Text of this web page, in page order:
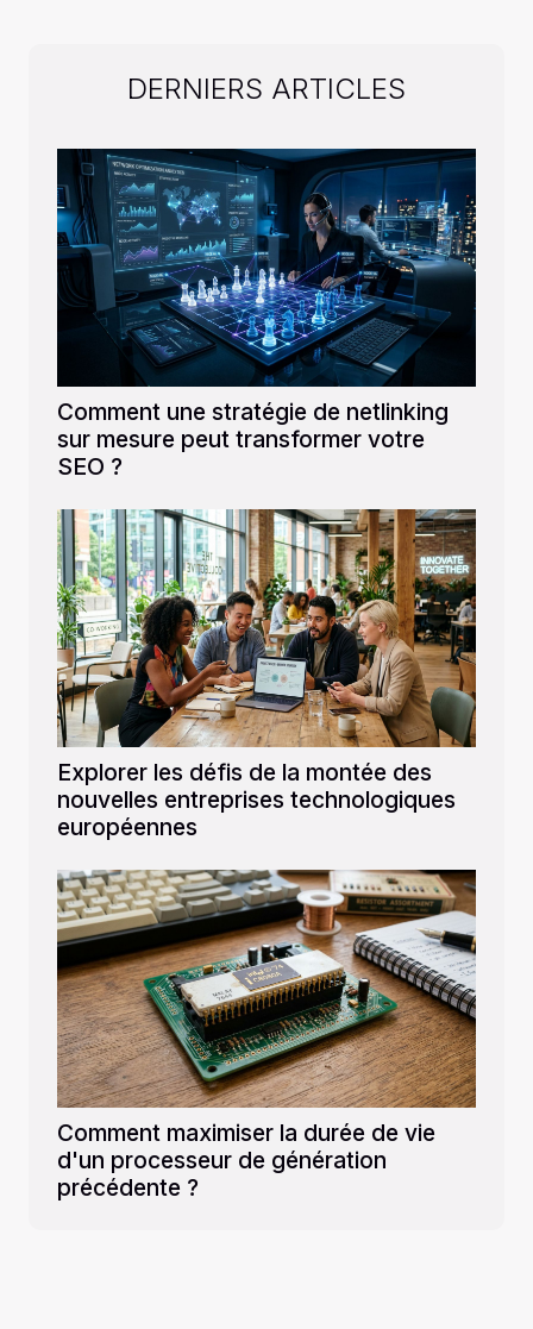
DERNIERS ARTICLES
Comment une stratégie de netlinking
sur mesure peut transformer votre
SEO ?
Explorer les défis de la montée des
nouvelles entreprises technologiques
européennes
Comment maximiser la durée de vie
d'un processeur de génération
précédente ?